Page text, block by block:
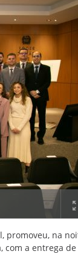
promoveu, na
a entrega